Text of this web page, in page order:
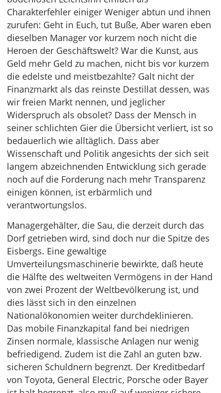
Charakterfehler einiger Weniger abtun und ihnen
zurufen: Geht in Euch, tut Buße, Aber waren eben
dieselben Manager vor kurzem noch nicht die
Heroen der Geschäftswelt? War die Kunst, aus
Geld mehr Geld zu machen, nicht bis vor kurzem
die edelste und meistbezahlte? Galt nicht der
Finanzmarkt als das reinste Destillat dessen, was
wir freien Markt nennen, und jeglicher
Widerspruch als obsolet? Dass der Mensch in
seiner schlichten Gier die Übersicht verliert, ist so
bedauerlich wie alltäglich. Dass aber
Wissenschaft und Politik angesichts der sich seit
langem abzeichnenden Entwicklung sich gerade
noch auf die Forderung nach mehr Transparenz
einigen können, ist erbärmlich und
verantwortungslos.
Managergehälter, die Sau, die derzeit durch das
Dorf getrieben wird, sind doch nur die Spitze des
Eisbergs. Eine gewaltige
Umverteilungsmaschinerie bewirkte, daß heute
die Hälfte des weltweiten Vermögens in der Hand
von zwei Prozent der Weltbevölkerung ist, und
dies lässt sich in den einzelnen
Nationalökonomien weiter durchdeklinieren.
Das mobile Finanzkapital fand bei niedrigen
Zinsen normale, klassische Anlagen nur wenig
befriedigend. Zudem ist die Zahl an guten bzw.
sicheren Schuldnern begrenzt. Der Kreditbedarf
von Toyota, General Electric, Porsche oder Bayer